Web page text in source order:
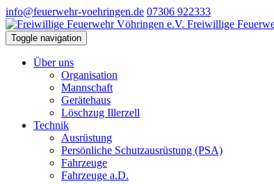
info@feuerwehr-voehringen.de 07306 922333
Freiwillige
Toggle navigation
Über uns
Organisation
Mannschaft
Gerätehaus
Löschzug Illerzell
Technik
Ausrüstung
Persönliche Schutzausrüstung (PSA)
Fahrzeuge
Fahrzeuge a.D.